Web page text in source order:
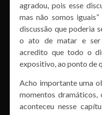
agradou, pois esse
mas não somos
discussão que poderia
o ato de matar e ser
acredito que todo o
expositivo, ao ponto de
Acho importante uma
momentos dramáticos,
aconteceu nesse